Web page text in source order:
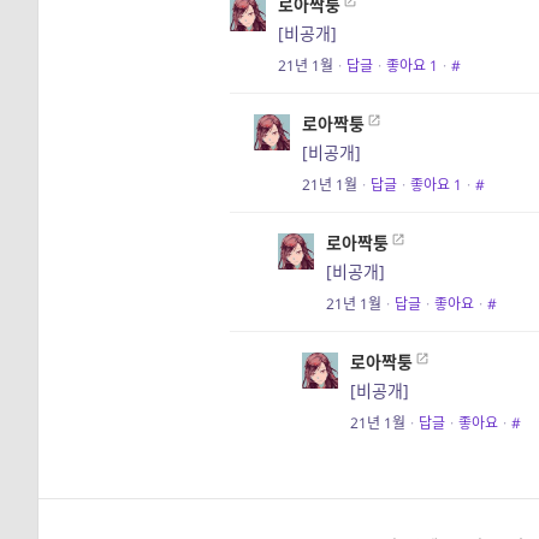
[비공개]
21년 1월 · 답글 · 좋아요 1 · #
로아짝퉁
[비공개]
21년 1월 · 답글 · 좋아요 1 · #
로아짝퉁
[비공개]
21년 1월 · 답글 · 좋아요 · #
로아짝퉁
[비공개]
21년 1월 · 답글 · 좋아요 · #